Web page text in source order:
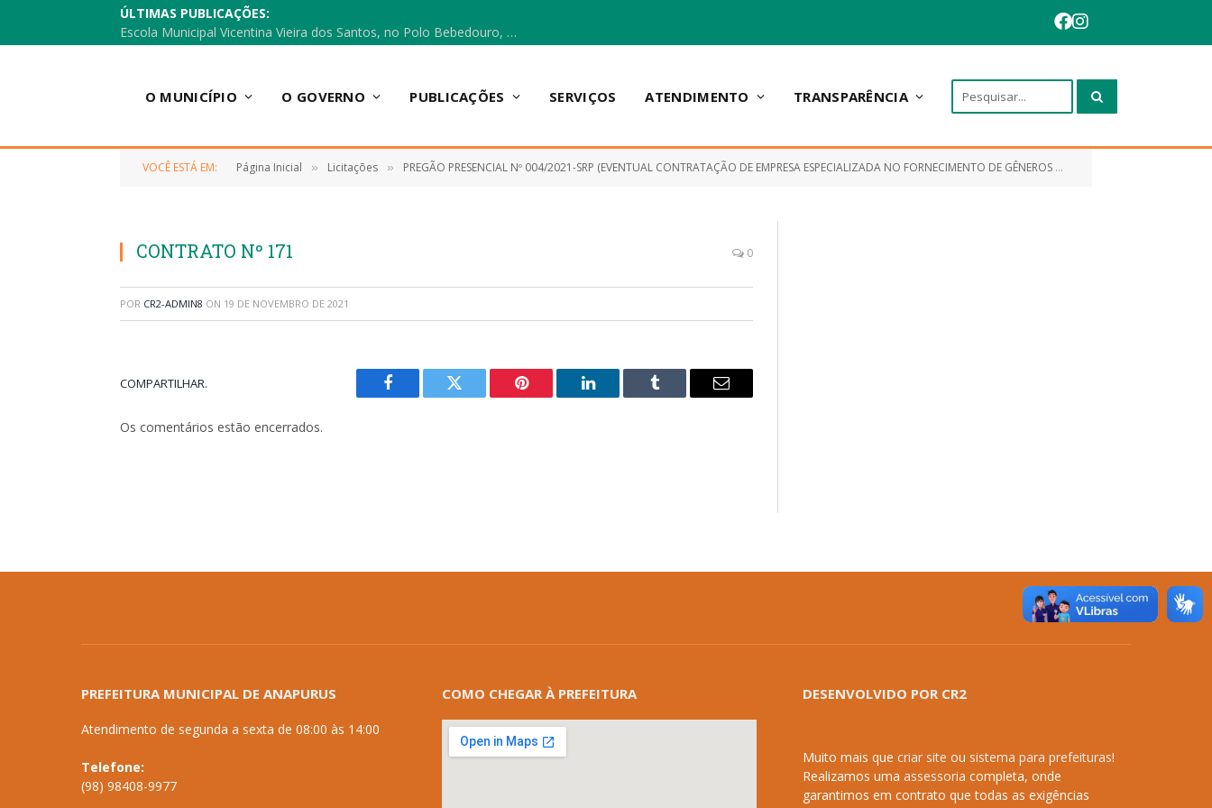
ÚLTIMAS PUBLICAÇÕES:
Escola Municipal Vicentina Vieira dos Santos, no Polo Bebedouro, recebeu materiais para a implantação do Cantinho da Leitura e da Sala Multidisciplinar.
O MUNICÍPIO O GOVERNO PUBLICAÇÕES SERVIÇOS ATENDIMENTO TRANSPARÊNCIA
VOCÊ ESTÁ EM: Página Inicial » Licitações » PREGÃO PRESENCIAL Nº 004/2021-SRP (EVENTUAL CONTRATAÇÃO DE EMPRESA ESPECIALIZADA NO FORNECIMENTO DE GÊNEROS ALIMENTÍCIOS PERECÍVEIS E NÃO PERECÍVEIS)
CONTRATO Nº 171 0
POR CR2-ADMIN8 ON 19 DE NOVEMBRO DE 2021
COMPARTILHAR.
Facebook Twitter Pinterest LinkedIn Tumblr
E-
Os comentários estão encerrados.
PREFEITURA MUNICIPAL DE ANAPURUS
Atendimento de segunda a sexta de 08:00 às 14:00
Telefone:
(98) 98408-9977
COMO CHEGAR À PREFEITURA DESENVOLVIDO POR CR2
Muito mais que criar site ou sistema para prefeituras!
Realizamos uma assessoria completa, onde
garantimos em contrato que todas as exigências